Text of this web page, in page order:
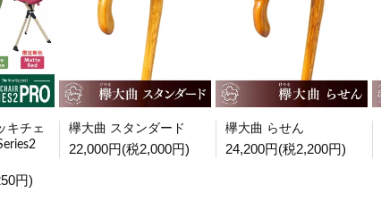
キチェ
円)
欅大曲 スタンダード
22,000円(税2,000円)
欅大曲 らせん
24,200円(税2,200円)